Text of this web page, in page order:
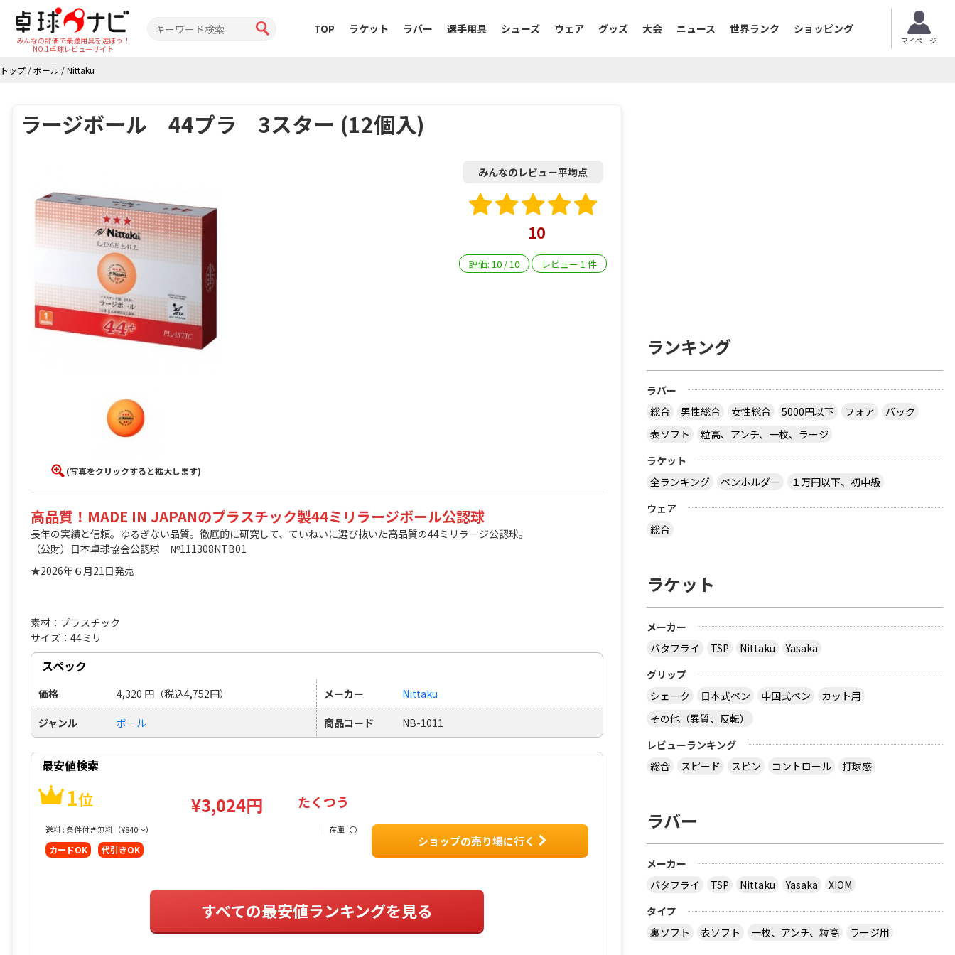
みんなの評価で最適用具を選ぼう！
NO.1卓球レビューサイト
TOP ラケット ラバー 選手用具 シューズ ウェア グッズ 大会 ニュース 世界ランク ショッピング
マイページ
トップ /ボール /Nittaku
ラージボール 44プラ 3スター (12個入)
(写真をクリックすると拡大します)
みんなのレビュー平均点
10
評価:10 /10 レビュー1 件
高品質！MADE IN JAPANのプラスチック製44ミリラージボール公認球
長年の実績と信頼。ゆるぎない品質。徹底的に研究して、ていねいに選び抜いた高品質の44ミリラージ公認球。
（公財）日本卓球協会公認球 №111308NTB01
★2026年６月21日発売
素材：プラスチック
サイズ：44ミリ
スペック
価格 4,320 円 （税込4,752円） メーカー Nittaku
ジャンル ボール 商品コード NB-1011
最安値検索
1位 ¥3,024円 たくつう
送料 : 条件付き無料（¥840〜） 在庫 : 〇
カードOK 代引きOK
ショップの売り場に行く
すべての最安値ランキングを見る
ランキング
ラバー
総合
男性総合 女性総合 5000円以下 フォア
バック
表ソフト
粒高、アンチ、一枚、ラージ
ラケット
全ランキング
ペンホルダー
１万円以下、初中級
ウェア
総合
ラケット
メーカー
バタフライ
TSP Nittaku
Yasaka
グリップ
シェーク
日本式ペン 中国式ペン
カット用
その他（異質、反転）
レビューランキング
総合
スピード スピン コントロール 打球感
ラバー
メーカー
バタフライ
TSP Nittaku Yasaka
XIOM
タイプ
裏ソフト
表ソフト 一枚、アンチ、粒高 ラージ用